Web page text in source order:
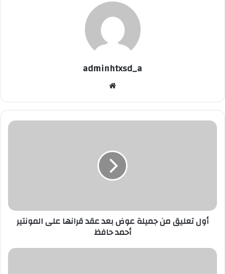
adminhtxsd_a
أول
على
المونتير
أول تعليق من جميلة عوض بعد عقد قرانها على المونتير
أحمد حافظ
موعد